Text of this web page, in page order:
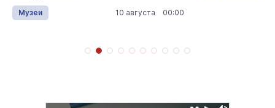
Музеи 10 августа 00:00